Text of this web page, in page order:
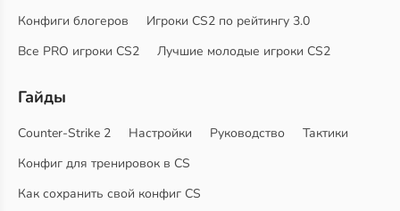
Конфиги блогеров
Игроки CS2 по рейтингу 3.0
Все PRO игроки CS2
Лучшие молодые игроки CS2
Гайды
Counter-Strike 2 Настройки Руководство
Тактики
Конфиг для тренировок в CS
Как сохранить свой конфиг CS